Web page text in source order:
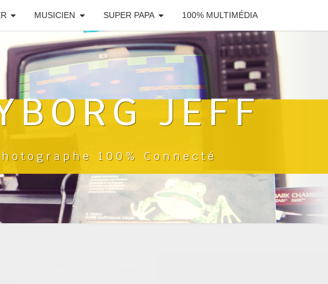
MUSICIEN SUPER PAPA 100% MULTIMÉDIA
JEFF
100% Connecté